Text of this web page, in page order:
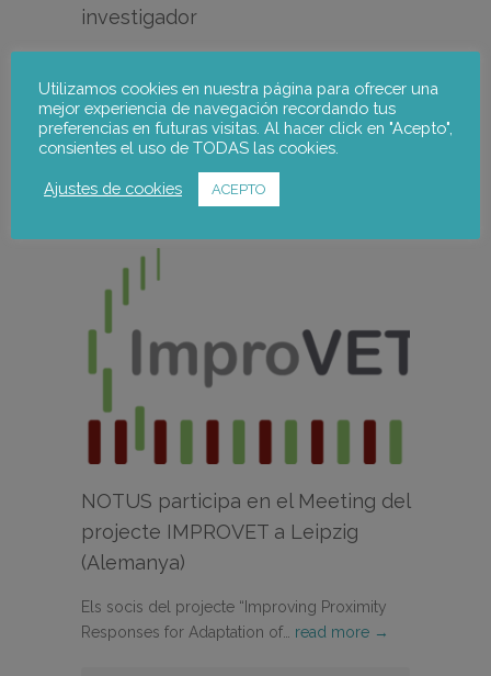
investigador
read more →
16 abril, 2016
Noticies
NOTUS participa en el Meeting del
projecte IMPROVET a Leipzig
(Alemanya)
Els socis del projecte “Improving Proximity
Responses for Adaptation of… read more →
Utilizamos cookies en nuestra página para ofrecer una
mejor experiencia de navegación recordando tus
preferencias en futuras visitas. Al hacer click en "Acepto",
consientes el uso de TODAS las cookies.
Ajustes de cookies ACEPTO